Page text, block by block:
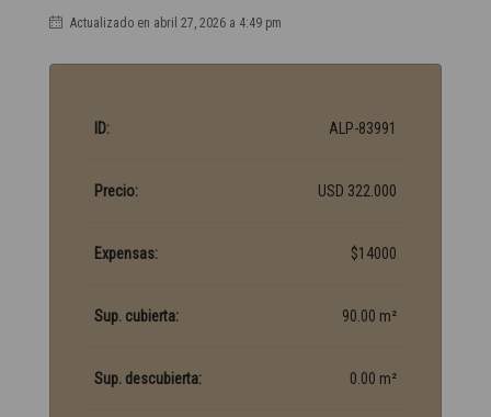
Actualizado en abril 27, 2026 a 4:49 pm
ID: ALP-83991
Precio: USD 322.000
Expensas: $14000
Sup. cubierta: 90.00 m²
Sup. descubierta: 0.00 m²